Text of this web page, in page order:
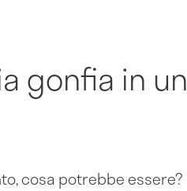
gonfia in un
cosa potrebbe essere?